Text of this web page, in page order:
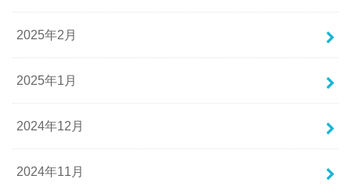
2025年2月
2025年1月
2024年12月
2024年11月